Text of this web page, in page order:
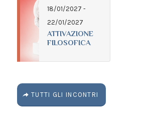
18/01/2027 -
22/01/2027
ATTIVAZIONE
FILOSOFICA
TUTTI GLI INCONTRI